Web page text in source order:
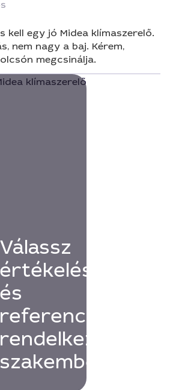
kell egy jó Midea klímaszerelő.
nem nagy a baj. Kérem,
megcsinálja.
Válassz
értékelésekkel
és
referenciákkal
rendelkező
szakembert!